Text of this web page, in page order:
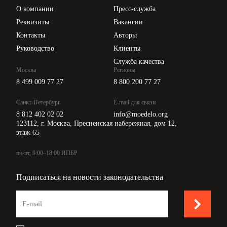
О компании
Реквизиты
Контакты
Руководство
Пресс-служба
Вакансии
Авторы
Клиенты
Служба качества
Москва
8 499 009 77 27
Санкт-Петербург
8 812 402 02 02
Регионы
8 800 200 77 27
E-mail для связи
info@moedelo.org
123112, г. Москва, Пресненская набережная, дом 12,
этаж 65
пн-пт, 9:00–18:00 ИПБР
Подписаться на новости законодательства